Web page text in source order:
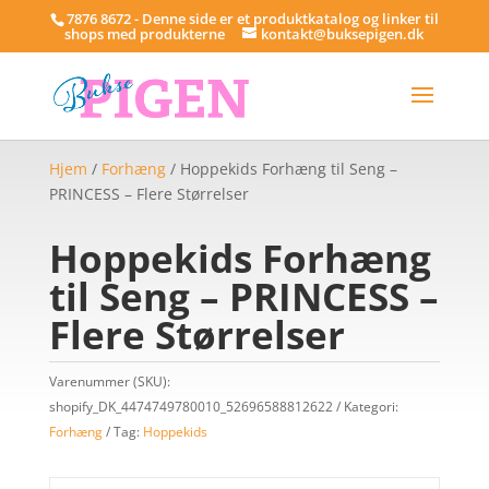
7876 8672 - Denne side er et produktkatalog og linker til
shops med produkterne kontakt@buksepigen.dk
Hjem / Forhæng/ Hoppekids Forhæng til Seng –
PRINCESS – Flere Størrelser
Hoppekids Forhæng
til Seng – PRINCESS –
Flere Størrelser
Varenummer (SKU):
shopify_DK_4474749780010_52696588812622
Kategori:
Forhæng
Tag: Hoppekids